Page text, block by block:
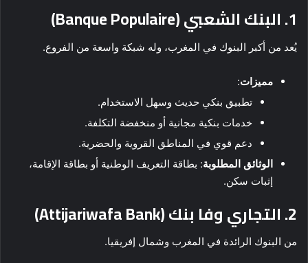
1. البنك الشعبي (Banque Populaire)
يُعد من أكبر البنوك في المغرب، وله شبكة واسعة من الفروع.
مميزات:
تطبيق بنكي حديث وسهل الاستخدام.
خدمات بنكية مجانية أو منخفضة التكلفة.
دعم قوي في المناطق القروية والحضرية.
الوثائق المطلوبة: بطاقة التعريف الوطنية أو بطاقة الإقامة،
إثبات سكن.
2. التجاري وفا بنك (Attijariwafa Bank)
من البنوك الرائدة في المغرب وشمال إفريقيا.